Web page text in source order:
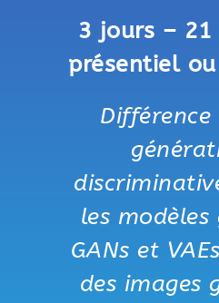
3 jours – 21
présentiel
les
GANs et
des images